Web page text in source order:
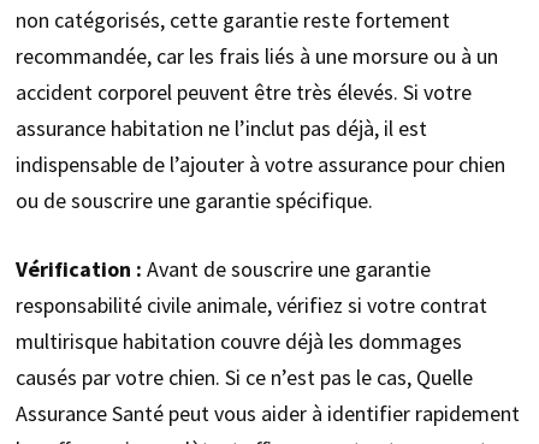
non catégorisés, cette garantie reste fortement
recommandée, car les frais liés à une morsure ou à un
accident corporel peuvent être très élevés. Si votre
assurance habitation ne l’inclut pas déjà, il est
indispensable de l’ajouter à votre assurance pour chien
ou de souscrire une garantie spécifique.
Vérification : Avant de souscrire une garantie
responsabilité civile animale, vérifiez si votre contrat
multirisque habitation couvre déjà les dommages
causés par votre chien. Si ce n’est pas le cas, Quelle
Assurance Santé peut vous aider à identifier rapidement